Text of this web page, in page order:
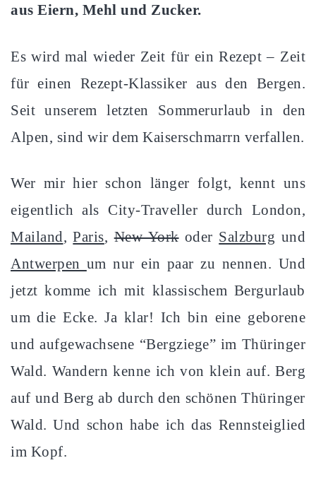
aus Eiern, Mehl und Zucker.
Es wird mal wieder Zeit für ein Rezept – Zeit
für einen Rezept-Klassiker aus den Bergen.
Seit unserem letzten Sommerurlaub in den
Alpen, sind wir dem Kaiserschmarrn verfallen.
Wer mir hier schon länger folgt, kennt uns
eigentlich als City-Traveller durch London,
Mailand,Paris,New Yorkoder Salzburg und
Antwerpen um nur ein paar zu nennen. Und
jetzt komme ich mit klassischem Bergurlaub
um die Ecke. Ja klar! Ich bin eine geborene
und aufgewachsene “Bergziege” im Thüringer
Wald. Wandern kenne ich von klein auf. Berg
auf und Berg ab durch den schönen Thüringer
Wald. Und schon habe ich das Rennsteiglied
im Kopf.